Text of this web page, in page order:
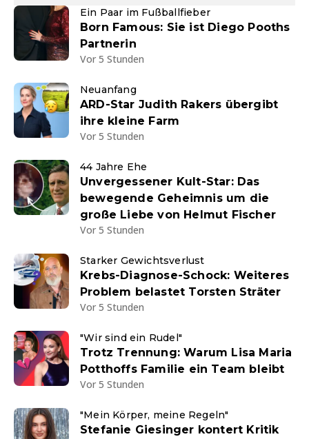
Ein Paar im Fußballfieber
Born Famous: Sie ist Diego Pooths
Partnerin
Vor 5 Stunden
Neuanfang
ARD-Star Judith Rakers übergibt
ihre kleine Farm
Vor 5 Stunden
44 Jahre Ehe
Unvergessener Kult-Star: Das
bewegende Geheimnis um die
große Liebe von Helmut Fischer
Vor 5 Stunden
Starker Gewichtsverlust
Krebs-Diagnose-Schock: Weiteres
Problem belastet Torsten Sträter
Vor 5 Stunden
"Wir sind ein Rudel"
Trotz Trennung: Warum Lisa Maria
Potthoffs Familie ein Team bleibt
Vor 5 Stunden
"Mein Körper, meine Regeln"
Stefanie Giesinger kontert Kritik